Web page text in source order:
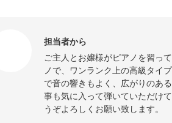
担当者から
ご主人とお嬢様がピアノを習っ
ノで、ワンランク上の高級タイ
で音の響きもよく、広がりのあ
事も気に入って弾いていただけ
うぞよろしくお願い致します。